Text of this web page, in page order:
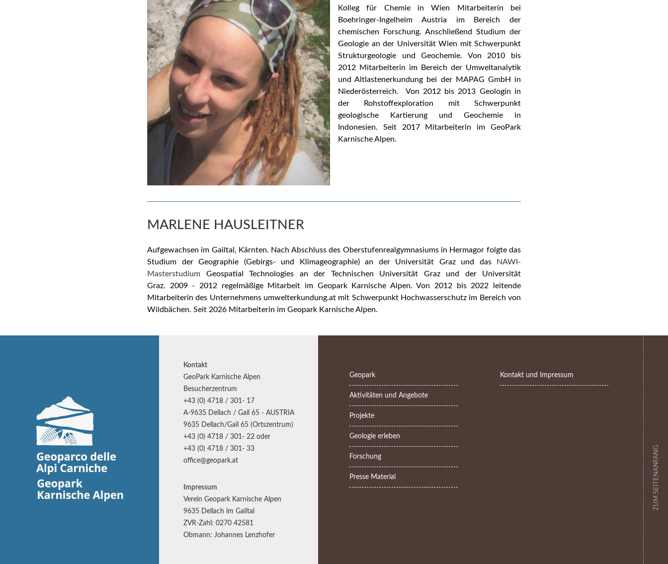
Kolleg für Chemie in Wien Mitarbeiterin bei
Boehringer-Ingelheim Austria im Bereich der
chemischen Forschung. Anschließend Studium der
Geologie an der Universität Wien mit Schwerpunkt
Strukturgeologie und Geochemie. Von 2010 bis
2012 Mitarbeiterin im Bereich der Umweltanalytik
und Altlastenerkundung bei der MAPAG GmbH in
Niederösterreich.
Von 2012 bis 2013 Geologin in
der Rohstoffexploration mit Schwerpunkt
geologische Kartierung und Geochemie in
Indonesien. Seit 2017 Mitarbeiterin im GeoPark
Karnische Alpen.
MARLENE HAUSLEITNER
Aufgewachsen im Gailtal, Kärnten. Nach Abschluss des Oberstufenrealgymnasiums in Hermagor folgte das
Studium der Geographie (Gebirgs- und Klimageographie) an der Universität Graz und das
NAWI-
Masterstudium Geospatial Technologies an der Technischen Universität Graz und der Universität
Graz. 2009 - 2012 regelmäßige Mitarbeit im Geopark Karnische Alpen.Von 2012 bis 2022 leitende
Mitarbeiterin des Unternehmens umwelterkundung.at mit Schwerpunkt Hochwasserschutz im Bereich von
Wildbächen. Seit 2026 Mitarbeiterin im Geopark Karnische Alpen.
Kontakt
GeoPark Karnische Alpen
Besucherzentrum
+43 (0) 4718 / 301- 17
A-9635 Dellach / Gail 65 - AUSTRIA
9635 Dellach/Gail 65 (Ortszentrum)
+43 (0) 4718 / 301- 22 oder
+43 (0) 4718 / 301- 33
office@geopark.at
Impressum
Verein Geopark Karnische Alpen
9635 Dellach im Gailtal
ZVR-Zahl: 0270 42581
Obmann: Johannes Lenzhofer
Geopark
Aktivitäten und Angebote
Projekte
Geologie erleben
Forschung
Presse Material
Kontakt und Impressum
ZUM SEITENANFANG